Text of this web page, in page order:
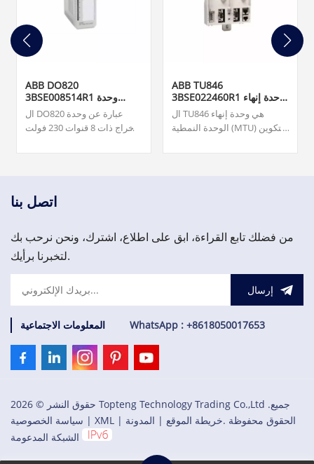
ABB DO820
3BSE008514R1 وحدة
الإخراج الرقميال DO820 عبارة عن وحدة
إخراج ذات 8 قنوات 230 فولت
S800 I/O. فريقنا متاح على مدار
العاجلة من قطع الغيار المهمة،
ABB TU846
3BSE022460R1 وحدة إنهاء
الوحدةال TU846 هي وحدة إنهاء
الوحدة النمطية (MTU) للتكوين
CI840/CI840A والإدخال/
اتصل بنا
من فضلك تابع القراءة، ابق على اطلاع، اشترك، ونحن نرحب بك
لتخبرنا برأيك.
إرسال
المعلومات الاجتماعية WhatsApp : +8618050017653
حقوق النشر © 2026 Topteng Technology Trading Co.,Ltd .جميع
الحقوق محفوظة .خريطة الموقع | المدونة |
XML
| سياسة الخصوصية
الشبكة المدعومة